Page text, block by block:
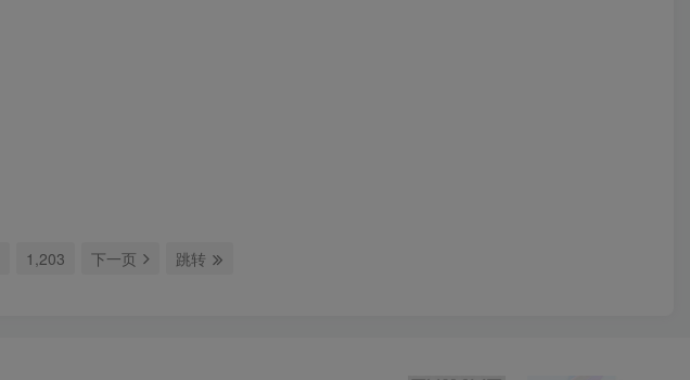
1,203 下一页 跳转